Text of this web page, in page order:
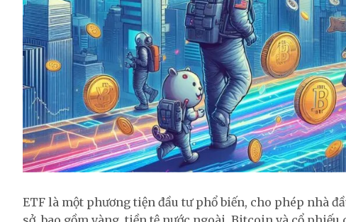
ETF là một phương tiện đầu tư phổ biến, cho phép nhà